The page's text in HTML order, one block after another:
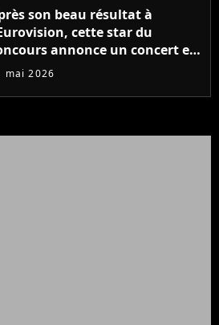
son beau résultat à
cette star du
annonce un concert en
mai 2026